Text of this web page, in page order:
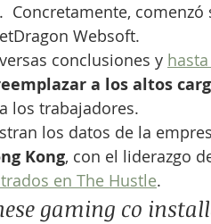
Concretamente,
Websoft.
conclusiones y
a los altos
los trabajadores.
los datos de la
Kong, con el liderazgo
en The Hustle.
gaming co